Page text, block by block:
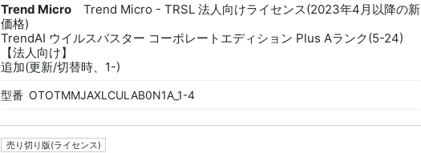
Trend Micro
Trend Micro - TRSL 法人向けライセンス(2023年4月以降の新
価格)
TrendAI ウイルスバスター コーポレートエディション Plus Aランク(5-24)
【法人向け】
追加(更新/切替時、1-)
型番 OTOTMMJAXLCULAB0N1A_1-4
売り切り版(ライセンス)